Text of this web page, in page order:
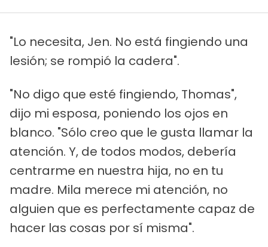
"Lo necesita, Jen. No está fingiendo una
lesión; se rompió la cadera".
"No digo que esté fingiendo, Thomas",
dijo mi esposa, poniendo los ojos en
blanco. "Sólo creo que le gusta llamar la
atención. Y, de todos modos, debería
centrarme en nuestra hija, no en tu
madre. Mila merece mi atención, no
alguien que es perfectamente capaz de
hacer las cosas por sí misma".